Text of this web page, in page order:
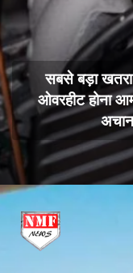
सबसे बड़ा
ओवरहीट होना